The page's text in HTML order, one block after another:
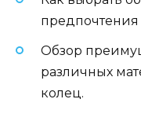
предпочтения
Обзор
различных
колец.